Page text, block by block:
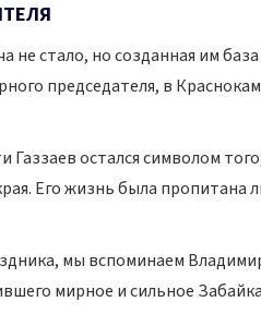
не стало, но созданная им
председателя, в
Газзаев остался символом
Его жизнь была
мы вспоминаем
мирное и сильное